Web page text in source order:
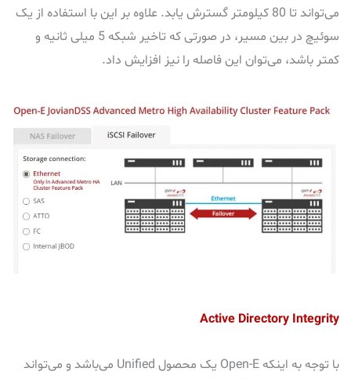
می‌تواند تا 80 کیلومتر گسترش یابد. علاوه بر این با استفاده از یک
سوئیچ در بین مسیر، در صورتی که تاخیر شبکه 5 میلی ثانیه و
کمتر باشد، می‌توان این فاصله را نیز افزایش داد.
Active Directory Integrity
با توجه به اینکه Open-E یک محصول Unified می‌باشد و می‌تواند